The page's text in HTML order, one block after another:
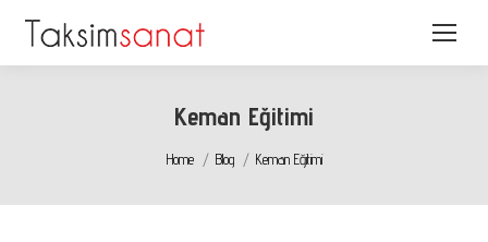
Keman Eğitimi
You are here:
Home Blog Keman Eğitimi